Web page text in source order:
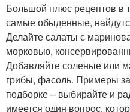
Большой плюс рецептов в
самые обыденные,
Делайте салаты с
морковью,
Добавляйте соленые или
грибы, фасоль. Примеры
подборке – выбирайте и
имеется один вопрос,